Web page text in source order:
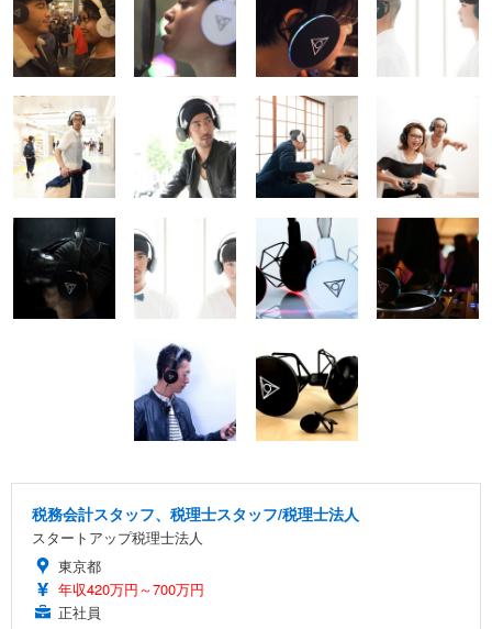
税務会計スタッフ、税理士スタッフ/税理士法人
スタートアップ税理士法人
東京都
年収420万円～700万円
正社員